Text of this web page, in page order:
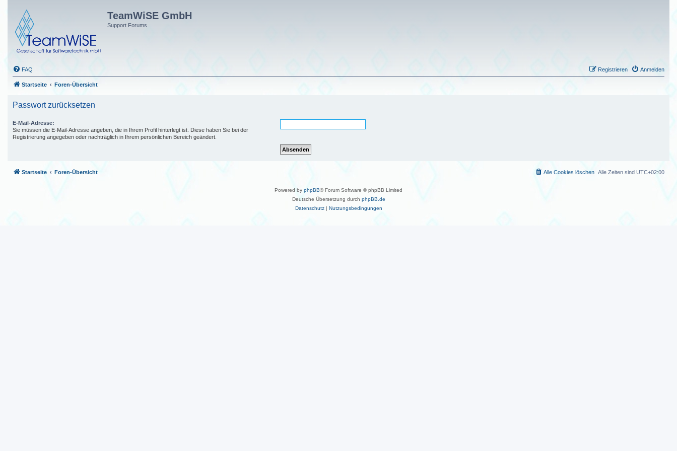
TeamWiSE GmbH
Support Forums
FAQ Anmelden
Registrieren
Startseite Foren-Übersicht
Passwort zurücksetzen
E-Mail-Adresse:
Sie müssen die E-Mail-Adresse angeben, die in Ihrem Profil hinterlegt ist. Diese haben Sie bei der
Registrierung angegeben oder nachträglich in Ihrem persönlichen Bereich geändert.
Startseite Foren-Übersicht Alle Zeiten sind UTC+02:00
Alle Cookies löschen
Powered by phpBB® Forum Software © phpBB Limited
Deutsche Übersetzung durch phpBB.de
Datenschutz| Nutzungsbedingungen